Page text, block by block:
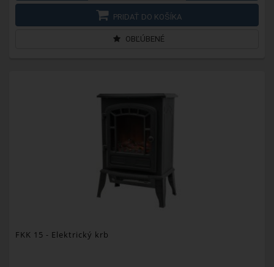
PRIDAŤ DO KOŠÍKA
OBĽÚBENÉ
FKK 15 - Elektrický krb